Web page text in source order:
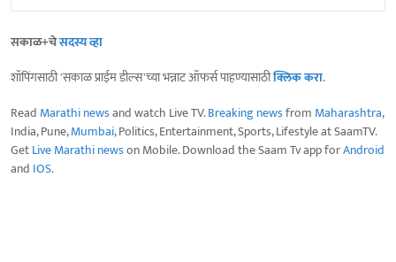
सकाळ+चेसदस्य व्हा
शॉपिंगसाठी 'सकाळ प्राईम डील्स'च्या भन्नाट ऑफर्स पाहण्यासाठीक्लिक करा.
Read Marathi newsand watch Live TV.Breaking newsfrom Maharashtra,
India, Pune,Mumbai, Politics, Entertainment, Sports, Lifestyle at SaamTV.
GetLive Marathi newson Mobile. Download the Saam Tv app forAndroid
and IOS.